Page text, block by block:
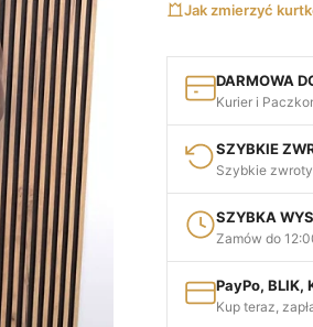
Jak zmierzyć
DARMOWA
Kurier i
SZYBKIE
Szybkie
SZYBKA
Zamów do
PayPo, BLIK,
Kup teraz,